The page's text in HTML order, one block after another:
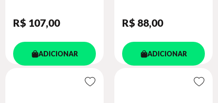
R$ 107,00
ADICIONAR
R$ 88,00
ADICIONAR